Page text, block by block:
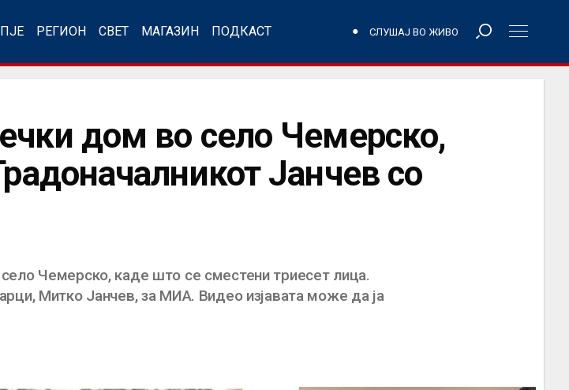
РЕГИОН СВЕТ МАГАЗИН ПОДКАСТ СЛУШАЈ ВО ЖИВО
дом во село Чемерско,
Јанчев со
Чемерско, каде што се сместени триесет лица.
Митко Јанчев, за МИА. Видео изјавата може да ја